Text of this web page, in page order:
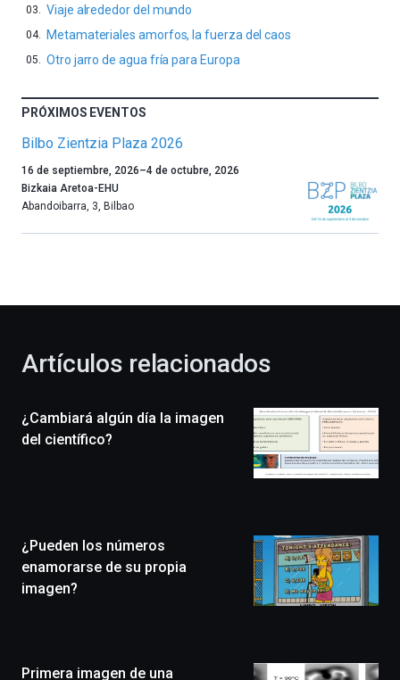
Viaje alrededor del mundo
Metamateriales amorfos, la fuerza del caos
Otro jarro de agua fría para Europa
PRÓXIMOS EVENTOS
Bilbo Zientzia Plaza 2026
Un
año
más,
celebración
novena
edición
un
festival
que
llenará
monólogos,
16 de septiembre, 2026–4 de octubre, 2026
Bizkaia Aretoa-EHU
Abandoibarra, 3, Bilbao
Artículos relacionados
¿Cambiará algún día la imagen
del científico?
¿Pueden los números
enamorarse de su propia
imagen?
Primera imagen de una